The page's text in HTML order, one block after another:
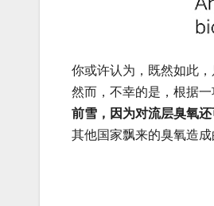
你或许认为，既然如此
然而，不幸的是，根据
前雪，因为对流层臭氧
其他国家飘来的臭氧造成